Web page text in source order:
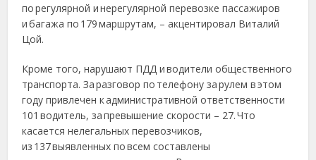
по регулярной и нерегулярной перевозке пассажиров
и багажа по 179 маршрутам, – акцентировал Виталий
Цой.
Кроме того, нарушают ПДД и водители общественного
транспорта. За разговор по телефону за рулем в этом
году привлечен к административной ответственности
101 водитель, за превышение скорости – 27. Что
касается нелегальных перевозчиков,
из 137 выявленных по всем составлены